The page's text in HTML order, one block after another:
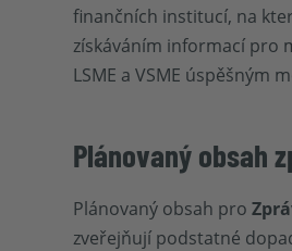
finančních institucí, na
získáváním informací pro
LSME a VSME úspěšným
Plánovaný obsah
Plánovaný obsah pro
zveřejňují podstatné